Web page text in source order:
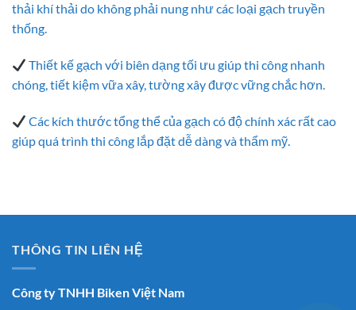
thải khí thải do không phải nung như các loại gạch truyền
thống.
Thiết kế gạch với biên dạng tối ưu giúp thi công nhanh
chóng, tiết kiệm vữa xây, tường xây được vững chắc hơn.
Các kích thước tổng thể của gạch có độ chính xác rất cao
giúp quá trình thi công lắp đặt dễ dàng và thẩm mỹ.
THÔNG TIN LIÊN HỆ
Công ty TNHH Biken Việt Nam